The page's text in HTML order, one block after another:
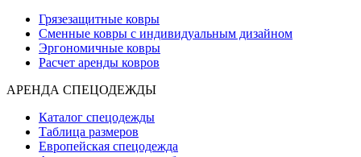
Грязезащитные ковры
Сменные ковры с индивидуальным дизайном
Эргономичные ковры
Расчет аренды ковров
АРЕНДА СПЕЦОДЕЖДЫ
Каталог спецодежды
Таблица размеров
Европейская спецодежда